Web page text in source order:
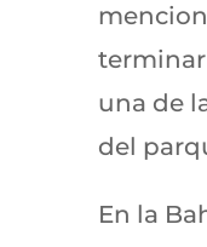
una de
del
En la